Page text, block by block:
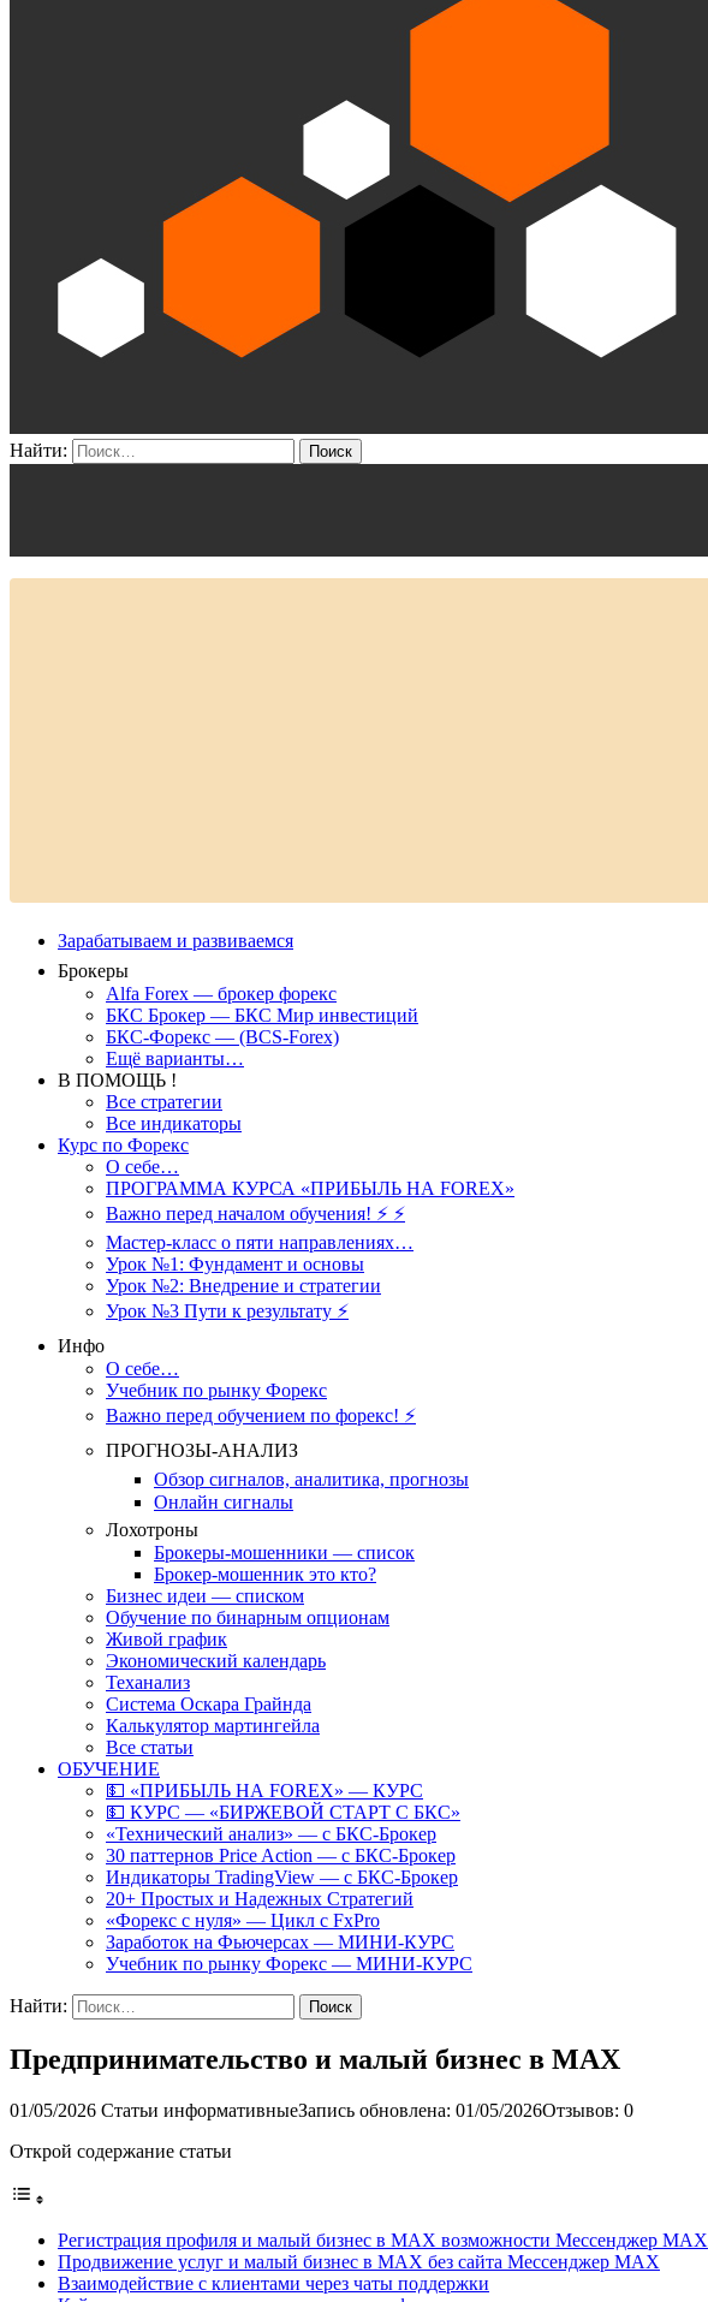
Найти:
Зарабатываем и развиваемся
Брокеры
Alfa Forex — брокер форекс
БКС Брокер — БКС Мир инвестиций
БКС-Форекс — (BCS-Forex)
Ещё варианты…
В ПОМОЩЬ !
Все стратегии
Все индикаторы
Курс по Форекс
О себе…
ПРОГРАММА КУРСА «ПРИБЫЛЬ НА FOREX»
Важно перед началом обучения! ⚡ ⚡
Мастер-класс о пяти направлениях…
Урок №1: Фундамент и основы
Урок №2: Внедрение и стратегии
Урок №3 Пути к результату ⚡️
Инфо
О себе…
Учебник по рынку Форекс
Важно перед обучением по форекс! ⚡
ПРОГНОЗЫ-АНАЛИЗ
Обзор сигналов, аналитика, прогнозы
Онлайн сигналы
Лохотроны
Брокеры-мошенники — список
Брокер-мошенник это кто?
Бизнес идеи — списком
Обучение по бинарным опционам
Живой график
Экономический календарь
Теханализ
Система Оскара Грайнда
Калькулятор мартингейла
Все статьи
ОБУЧЕНИЕ
💵 «ПРИБЫЛЬ НА FOREX» — КУРС
💵 КУРС — «БИРЖЕВОЙ СТАРТ С БКС»
«Технический анализ» — с БКС-Брокер
30 паттернов Price Action — с БКС-Брокер
Индикаторы TradingView — с БКС-Брокер
20+ Простых и Надежных Стратегий
«Форекс с нуля» — Цикл с FxPro
Заработок на Фьючерсах — МИНИ-КУРС
Учебник по рынку Форекс — МИНИ-КУРС
Найти:
Предпринимательство и малый бизнес в MAX
01/05/2026 Статьи информативныеЗапись обновлена: 01/05/2026Отзывов: 0
Открой содержание статьи
Регистрация профиля и малый бизнес в MAX возможности Мессенджер MAX
Продвижение услуг и малый бизнес в MAX без сайта Мессенджер MAX
Взаимодействие с клиентами через чаты поддержки